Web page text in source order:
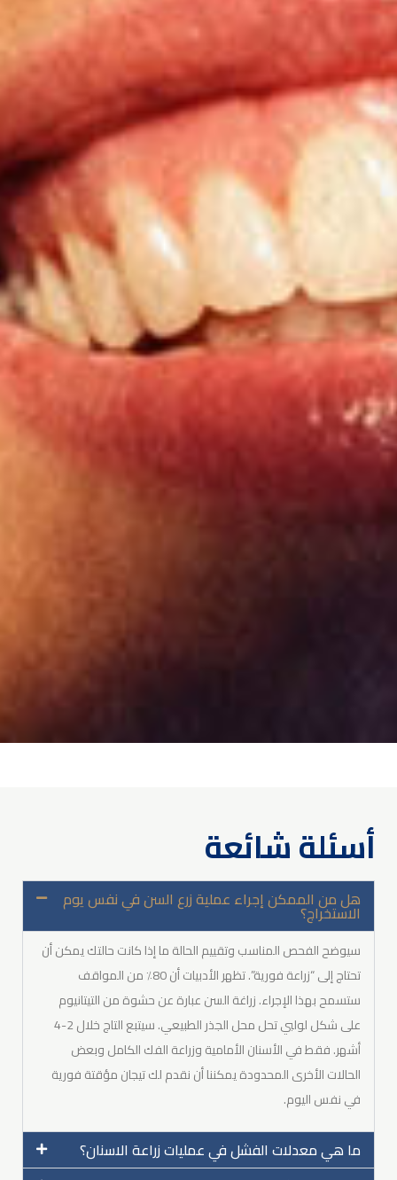
أسئلة شائعة
هل من الممكن إجراء عملية زرع السن في نفس يوم
الاستخراج؟
سيوضح الفحص المناسب وتقييم الحالة ما إذا كانت حالتك يمكن أن
تحتاج إلى “زراعة فورية”. تظهر الأدبيات أن 80٪ من المواقف
ستسمح بهذا الإجراء. زراغة السن عبارة عن حشوة من التيتانيوم
على شكل لولبي تحل محل الجذر الطبيعي. سيتبع التاج خلال 2-4
أشهر. فقط في الأسنان الأمامية وزراعة الفك الكامل وبعض
الحالات الأخرى المحدودة يمكننا أن نقدم لك تيجان مؤقتة فورية
في نفس اليوم.
ما هي معدلات الفشل في عمليات زراعة الاسنان؟